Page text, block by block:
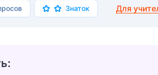
Знаток Для